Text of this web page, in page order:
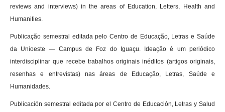
reviews and interviews) in the areas of Education, Letters, Health and
Humanities.
Publicação semestral editada pelo Centro de Educação, Letras e Saúde
da Unioeste — Campus de Foz do Iguaçu. Ideação é um periódico
interdisciplinar que recebe trabalhos originais inéditos (artigos originais,
resenhas e entrevistas) nas áreas de Educação, Letras, Saúde e
Humanidades.
Publicación semestral editada por el Centro de Educación, Letras y Salud